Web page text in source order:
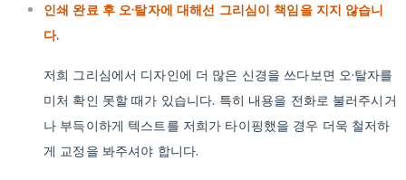
인쇄 완료 후 오·탈자에 대해선 그리심이 책임을 지지 않습니
다.
저희 그리심에서 디자인에 더 많은 신경을 쓰다보면 오·탈자를
미처 확인 못할 때가 있습니다. 특히 내용을 전화로 불러주시거
나 부득이하게 텍스트를 저희가 타이핑했을 경우 더욱 철저하
게 교정을 봐주셔야 합니다.